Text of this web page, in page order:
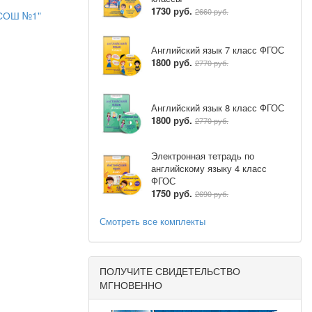
к
№1"
1730 руб. 2660 руб.
Английский язык 7 класс ФГОС
1800 руб. 2770 руб.
Английский язык 8 класс ФГОС
1800 руб. 2770 руб.
Электронная тетрадь по
английскому языку 4 класс
ФГОС
1750 руб. 2690 руб.
Смотреть все комплекты
ПОЛУЧИТЕ СВИДЕТЕЛЬСТВО
МГНОВЕННО